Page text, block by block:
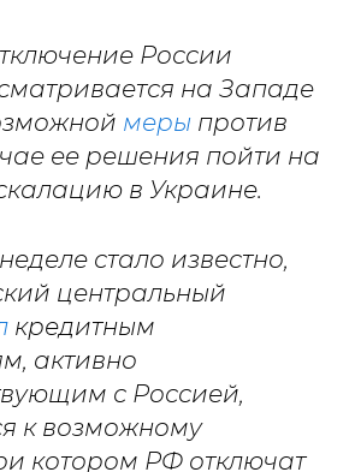
России
на Западе
меры против
ее решения пойти на
в Украине.
стало известно,
центральный
кредитным
активно
с Россией,
к возможному
котором РФ отключат